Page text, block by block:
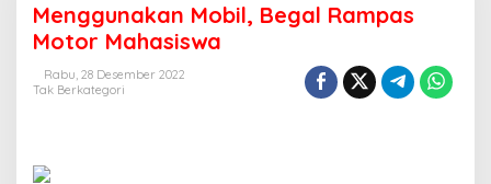
n
g
g
u
n
Menggunakan Mobil, Begal Rampas
Motor Mahasiswa
Rabu, 28 Desember 2022
Tak Berkategori